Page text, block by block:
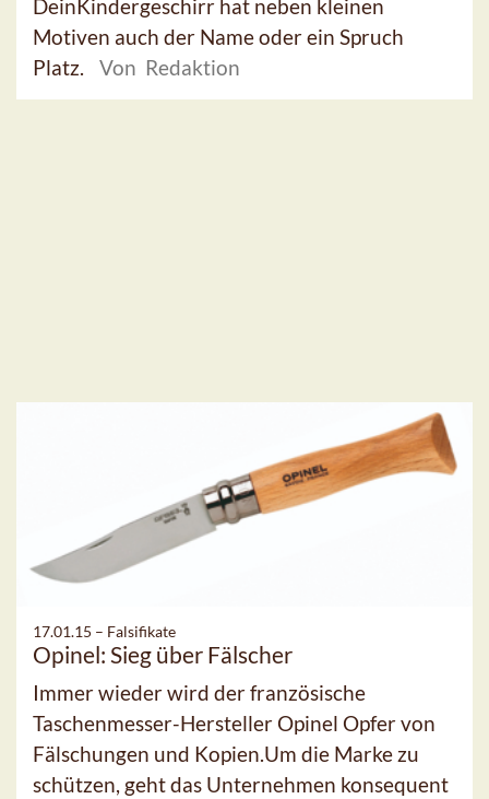
DeinKindergeschirr hat neben kleinen
Motiven auch der Name oder ein Spruch
Platz.
Von Redaktion
17.01.15 – Falsifikate
Opinel: Sieg über Fälscher
Immer wieder wird der französische
Taschenmesser-Hersteller Opinel Opfer von
Fälschungen und Kopien.Um die Marke zu
schützen, geht das Unternehmen konsequent